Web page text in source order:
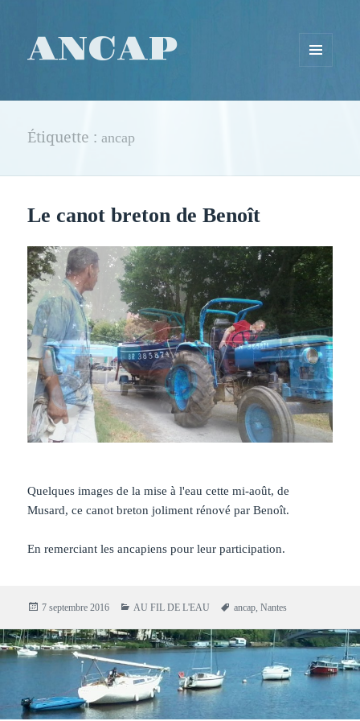
ANCAP
WIDGETS
Étiquette :ancap
Le canot breton de Benoît
Quelques images de la mise à l'eau cette mi-août, de
Musard, ce canot breton joliment rénové par Benoît.
En remerciant les ancapiens pour leur participation.
Publié
7 septembre 2016 Catégories
AU FIL DE L'EAU
Mots-
ancap ,Nantes